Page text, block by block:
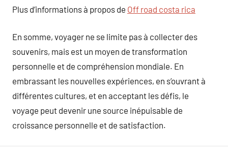
Plus d’informations à propos de Off road costa rica
En somme, voyager ne se limite pas à collecter des
souvenirs, mais est un moyen de transformation
personnelle et de compréhension mondiale. En
embrassant les nouvelles expériences, en s’ouvrant à
différentes cultures, et en acceptant les défis, le
voyage peut devenir une source inépuisable de
croissance personnelle et de satisfaction.